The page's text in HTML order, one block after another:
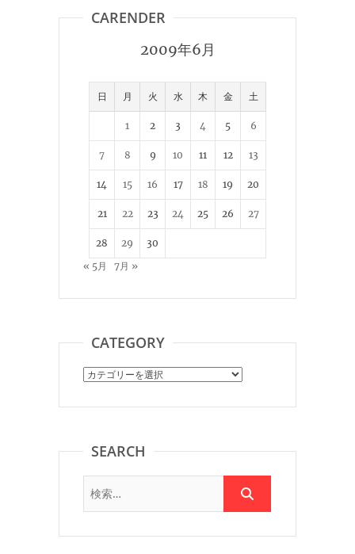
CARENDER
2009年6月
日 月 火 水 木 金 土
1 2 3 4 5 6
7 8 9 10 11 12 13
14 15 16 17 18 19 20
21 22 23 24 25 26 27
28 29
30
« 5月
7月 »
CATEGORY
Category
SEARCH